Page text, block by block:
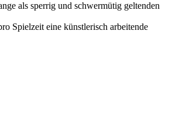
als sperrig und schwermütig geltenden
Spielzeit eine künstlerisch arbeitende